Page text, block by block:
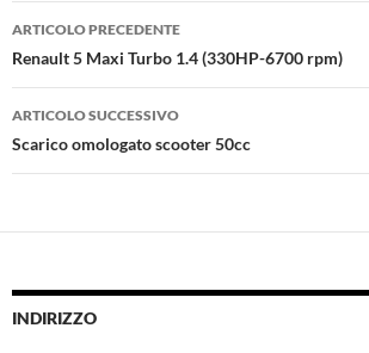
Navigazione
articolo
ARTICOLO PRECEDENTE
Renault 5 Maxi Turbo 1.4 (330HP-6700 rpm)
ARTICOLO SUCCESSIVO
Scarico omologato scooter 50cc
INDIRIZZO